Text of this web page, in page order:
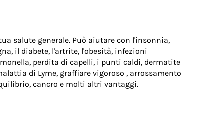
salute generale. Può aiutare con l'insonnia,
il diabete, l'artrite, l'obesità, infezioni
perdita di capelli, i punti caldi, dermatite
di Lyme, graffiare vigoroso , arrossamento
cancro e molti altri vantaggi.